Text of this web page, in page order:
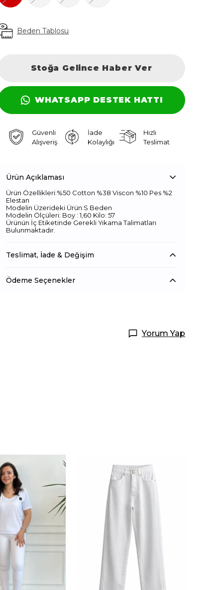
Beden Tablosu
Stoğa Gelince Haber Ver
WHATSAPP DESTEK HATTI
Güvenli
Alışveriş
İade
Kolaylığı
Hızlı
Teslimat
Ürün Açıklaması
Ürün Özellikleri:%50 Cotton %38 Viscon %10 Pes %2
Elestan
Modelin Üzerideki Ürün:S Beden
Modelin Ölçüleri: Boy : 1,60 Kilo: 57
Ürünün İç Etiketinde Gerekli Yıkama Talimatları
Bulunmaktadır.
Teslimat, İade & Değişim
Ödeme Seçenekler
Yorum Yap